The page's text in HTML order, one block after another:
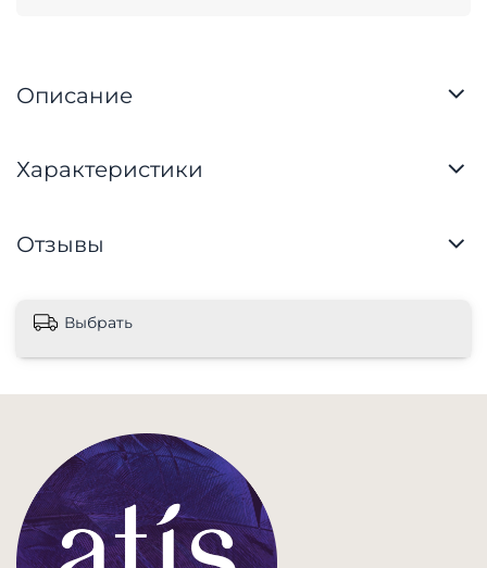
Описание
Характеристики
Отзывы
Выбрать